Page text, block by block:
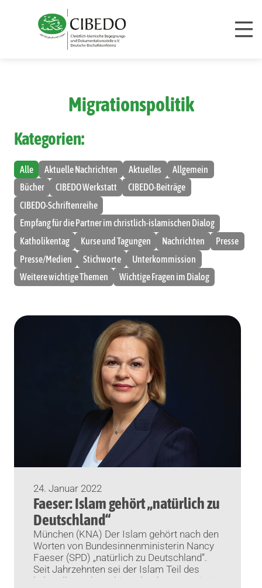
Migrationspolitik
Kategorien:
Alle Aktuelle Nachrichten Aktuelles
Allgemein
Bücher
CIBEDO Werkstatt
CIBEDO-Beiträge
CIBEDO-Schriftenreihe
Empfang für die Partner im christlich-islamischen Dialog
Katholikentag
Kurse und Tagungen Nachrichten
Presse
Presse/Medien
Stichworte
Unterkommission
Weitere wichtige Themen
Wichtige Fragen im Dialog
24. Januar 2022
Faeser: Islam gehört „natürlich zu
Deutschland“
München (KNA) Der Islam gehört nach den
Worten von Bundesinnenministerin Nancy
Faeser (SPD) „natürlich zu Deutschland“.
Seit Jahrzehnten sei der Islam Teil des
kulturellen Lebens hierzulande, sagte sie in